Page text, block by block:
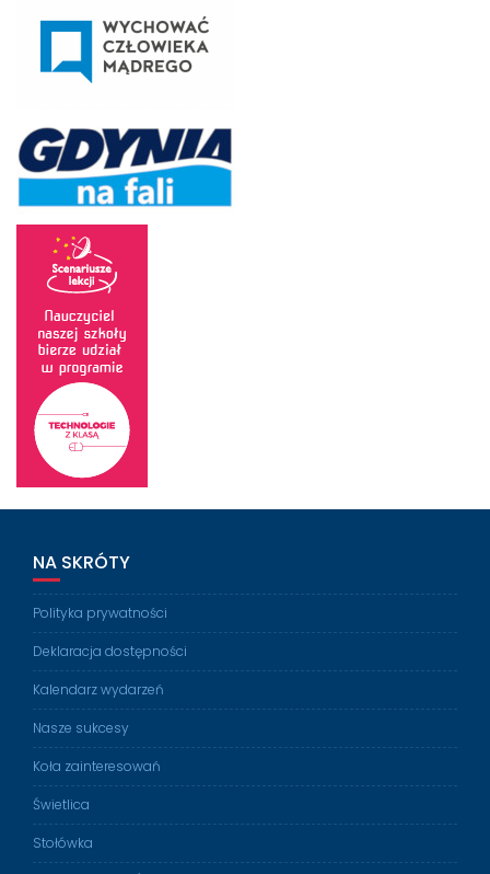
NA SKRÓTY
Polityka prywatności
Deklaracja dostępności
Kalendarz wydarzeń
Nasze sukcesy
Koła zainteresowań
Świetlica
Stołówka